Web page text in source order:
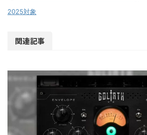
2025対象
関連記事